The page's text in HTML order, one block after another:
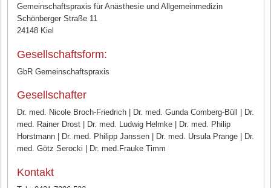
Gemeinschaftspraxis für Anästhesie und Allgemeinmedizin
Schönberger Straße 11
24148 Kiel
Gesellschaftsform:
GbR Gemeinschaftspraxis
Gesellschafter
Dr. med. Nicole Broch-Friedrich | Dr. med. Gunda Comberg-Büll | Dr.
med. Rainer Drost | Dr. med. Ludwig Helmke | Dr. med. Philip
Horstmann | Dr. med. Philipp Janssen | Dr. med. Ursula Prange | Dr.
med. Götz Serocki | Dr. med.Frauke Timm
Kontakt